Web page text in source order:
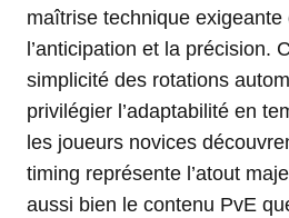
maîtrise technique
l’anticipation et la précision.
simplicité des rotations
privilégier l’adaptabilité en
les joueurs novices
timing représente l’atout
aussi bien le contenu PvE